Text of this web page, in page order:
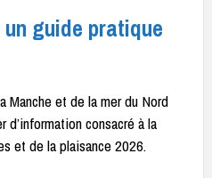
guide pratique
Manche et de la mer du Nord
consacré à la
et de la plaisance 2026.